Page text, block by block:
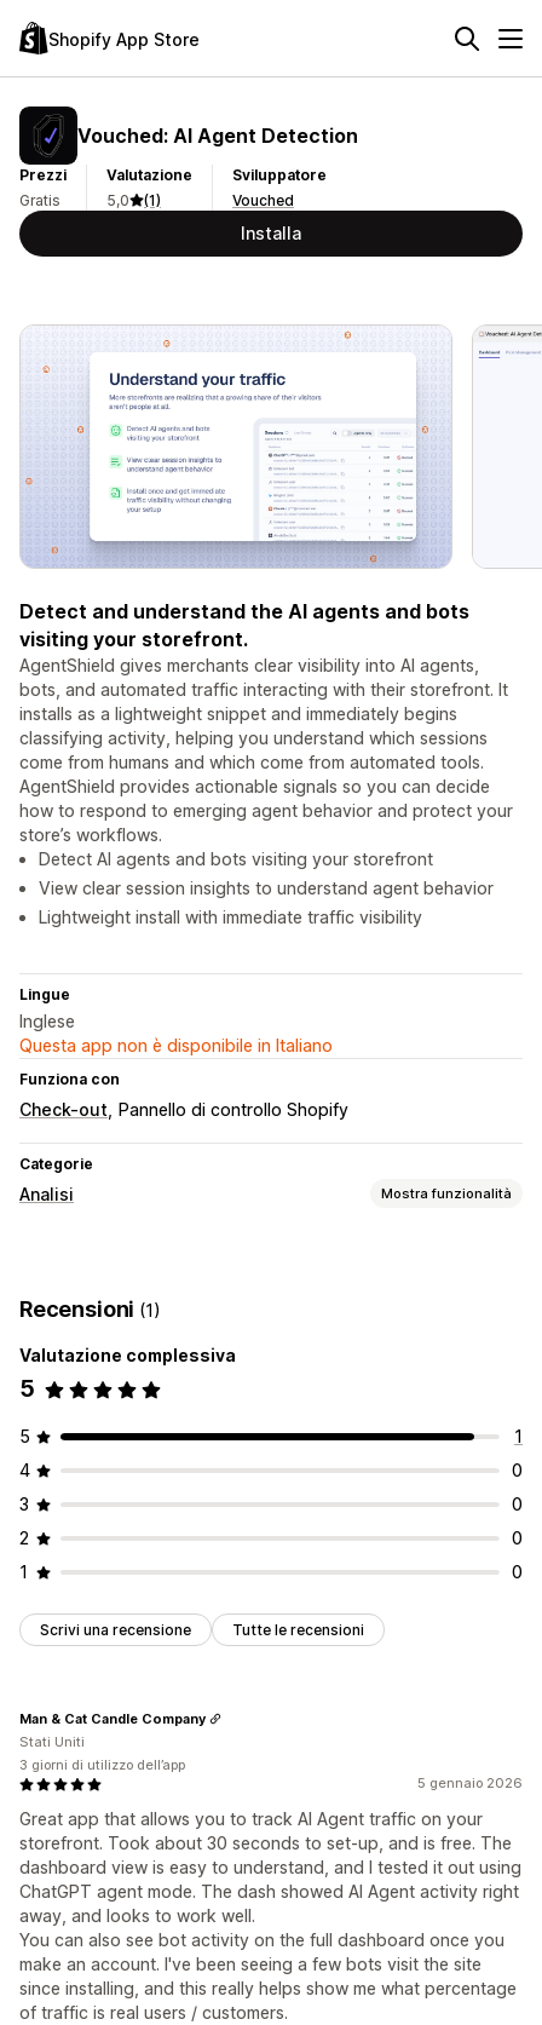
Shopify App Store
Vouched: AI Agent Detection
Prezzi
Gratis
Valutazione
5,0
(1)
Sviluppatore
Vouched
Installa
Detect and understand the AI agents and bots
visiting your storefront.
AgentShield gives merchants clear visibility into AI agents,
bots, and automated traffic interacting with their storefront. It
installs as a lightweight snippet and immediately begins
classifying activity, helping you understand which sessions
come from humans and which come from automated tools.
AgentShield provides actionable signals so you can decide
how to respond to emerging agent behavior and protect your
store’s workflows.
Detect AI agents and bots visiting your storefront
View clear session insights to understand agent behavior
Lightweight install with immediate traffic visibility
Lingue
Inglese
Questa app non è disponibile in Italiano
Funziona con
Check-out Pannello di controllo Shopify
Categorie
Analisi Mostra funzionalità
Dati basati sull’IA Monitoraggio dei pixel
Elementi grafici e report
Dashboard di analisi
Recensioni (1)
Valutazione complessiva
5
5
1
4
0
3
0
2
0
1
0
Scrivi una recensione Tutte le recensioni
5 gennaio 2026
Great app that allows you to track AI Agent traffic on your
storefront. Took about 30 seconds to set-up, and is free. The
dashboard view is easy to understand, and I tested it out using
ChatGPT agent mode. The dash showed AI Agent activity right
away, and looks to work well.
You can also see bot activity on the full dashboard once you
make an account. I've been seeing a few bots visit the site
since installing, and this really helps show me what percentage
of traffic is real users / customers.
Man & Cat Candle Company
Stati Uniti
3 giorni di utilizzo dell’app